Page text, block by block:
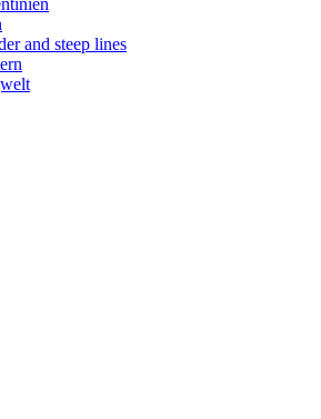
and steep lines